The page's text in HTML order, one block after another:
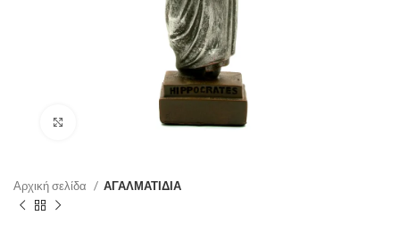
Κάντε κλικ για μεγέθυνση
Αρχική σελίδα ΑΓΑΛΜΑΤΙΔΙΑ